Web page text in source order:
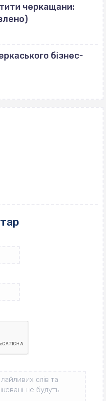
черкащани:
бізнес-